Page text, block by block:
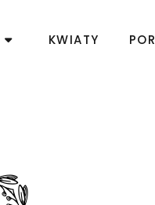
KWIATY